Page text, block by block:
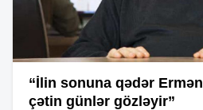
“İlin sonuna qədər
çətin günlər gözləyir”